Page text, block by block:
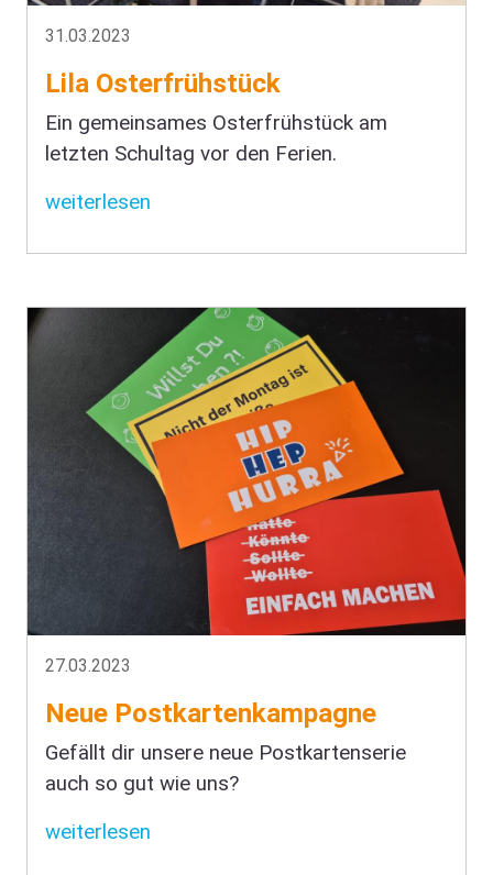
31.03.2023
Lila Osterfrühstück
Ein gemeinsames Osterfrühstück am
letzten Schultag vor den Ferien.
weiterlesen
27.03.2023
Neue Postkartenkampagne
Gefällt dir unsere neue Postkartenserie
auch so gut wie uns?
weiterlesen